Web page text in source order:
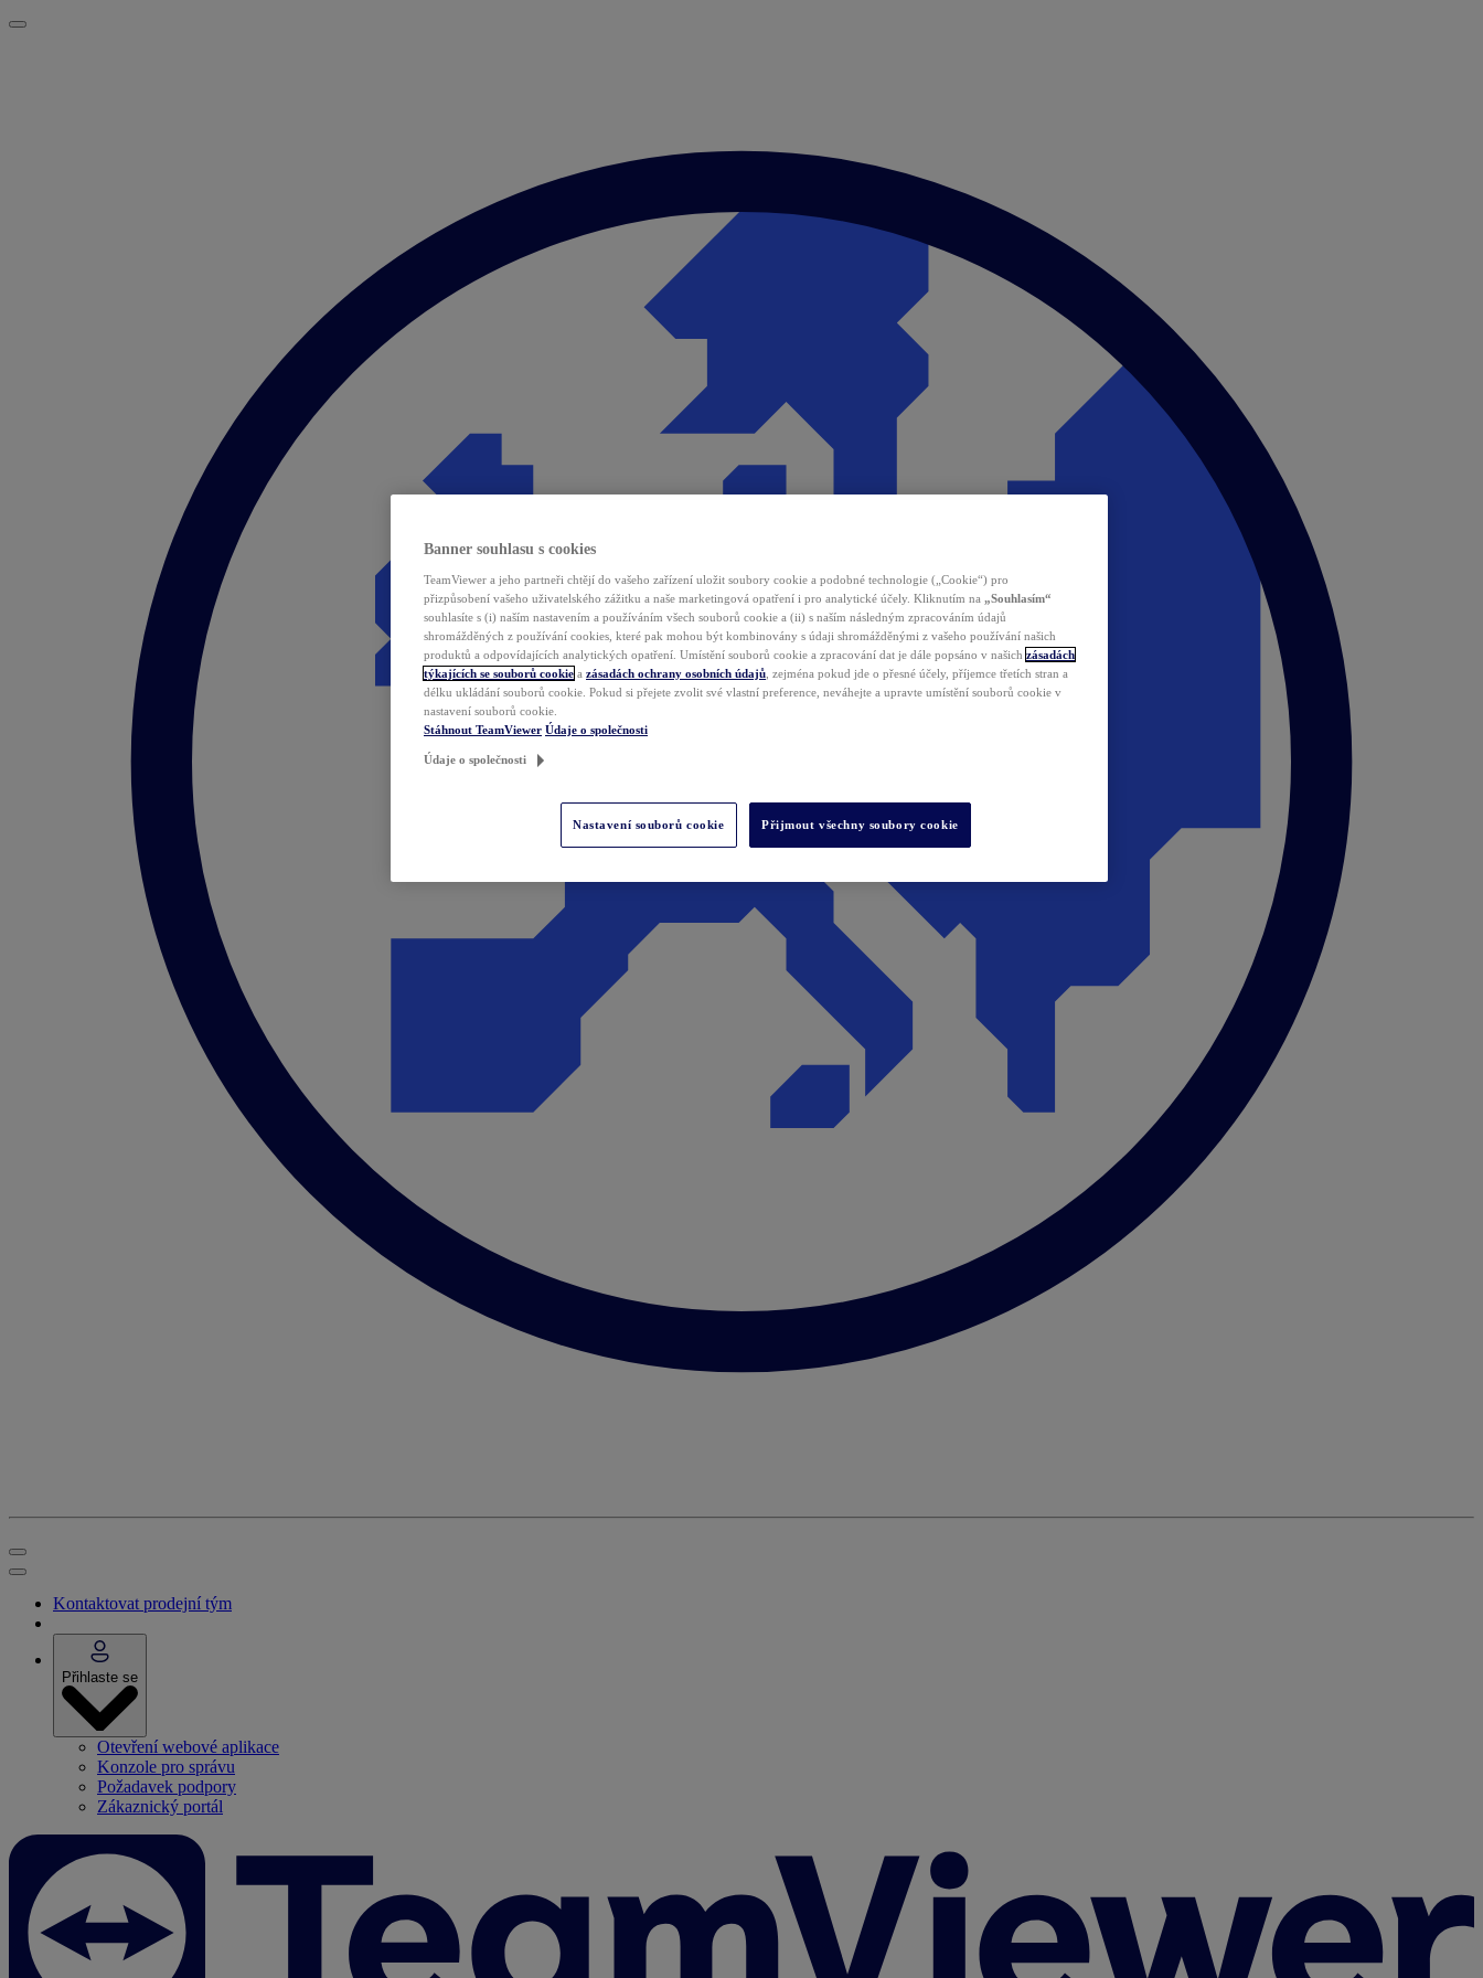
Kontaktovat prodejní tým
Přihlaste se
Otevření webové aplikace
Konzole pro správu
Požadavek podpory
Zákaznický portál
Banner souhlasu s cookies
TeamViewer a jeho partneři chtějí do vašeho zařízení uložit soubory cookie a podobné technologie („Cookie“) pro
přizpůsobení vašeho uživatelského zážitku a naše marketingová opatření i pro analytické účely. Kliknutím na „Souhlasím“
souhlasíte s (i) naším nastavením a používáním všech souborů cookie a (ii) s naším následným zpracováním údajů
shromážděných z používání cookies, které pak mohou být kombinovány s údaji shromážděnými z vašeho používání našich
produktů a odpovídajících analytických opatření. Umístění souborů cookie a zpracování dat je dále popsáno v našich zásadách
týkajících se souborů cookie a zásadách ochrany osobních údajů , zejména pokud jde o přesné účely, příjemce třetích stran a
délku ukládání souborů cookie. Pokud si přejete zvolit své vlastní preference, neváhejte a upravte umístění souborů cookie v
nastavení souborů cookie.
Stáhnout TeamViewer Údaje o společnosti
Údaje o společnosti
Nastavení souborů cookie Přijmout všechny soubory cookie